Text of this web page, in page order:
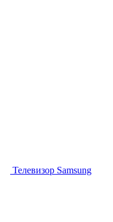
Телевизор Samsung